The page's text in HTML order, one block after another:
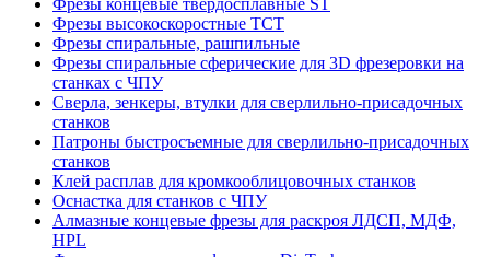
Фрезы высокоскоростные ТСТ
Фрезы спиральные, рашпильные
Фрезы спиральные сферические для 3D фрезеровки на
станках с ЧПУ
Сверла, зенкеры, втулки для сверлильно-присадочных
станков
Патроны быстросъемные для сверлильно-присадочных
станков
Клей расплав для кромкооблицовочных станков
Оснастка для станков с ЧПУ
Алмазные концевые фрезы для раскроя ЛДСП, МДФ,
HPL